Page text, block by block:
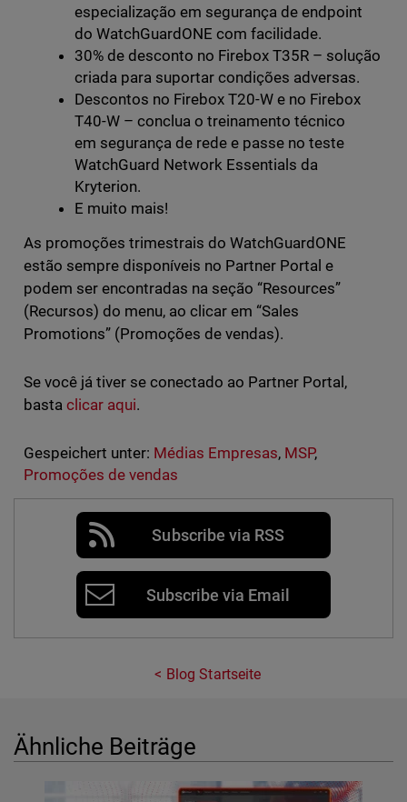
especialização em segurança de endpoint
do WatchGuardONE com facilidade.
30% de desconto no Firebox T35R – solução
criada para suportar condições adversas.
Descontos no Firebox T20-W e no Firebox
T40-W – conclua o treinamento técnico
em segurança de rede e passe no teste
WatchGuard Network Essentials da
Kryterion.
E muito mais!
As promoções trimestrais do WatchGuardONE
estão sempre disponíveis no Partner Portal e
podem ser encontradas na seção “Resources”
(Recursos) do menu, ao clicar em “Sales
Promotions” (Promoções de vendas).
Se você já tiver se conectado ao Partner Portal,
basta clicar aqui.
Gespeichert unter: Médias Empresas, MSP,
Promoções de vendas
Subscribe via RSS
Subscribe via Email
Blog Startseite
Ähnliche Beiträge